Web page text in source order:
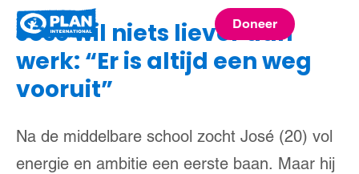
Plan
International
Doneer
José wil niets liever dan
werk: “Er is altijd een weg
vooruit”
Na de middelbare school zocht José (20) vol
energie en ambitie een eerste baan. Maar hij